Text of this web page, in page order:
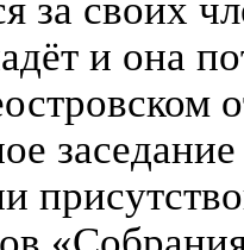
за своих
и она